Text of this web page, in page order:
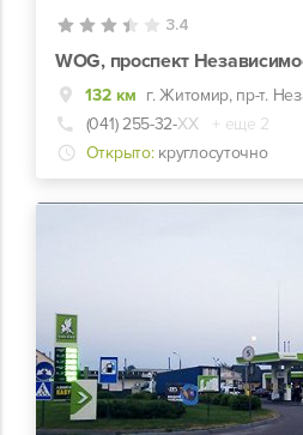
3.4
WOG, проспект
132 км г. Житомир, пр-т.
(041) 255-32-ХХ
+ еще 2
Открыто: круглосуточно